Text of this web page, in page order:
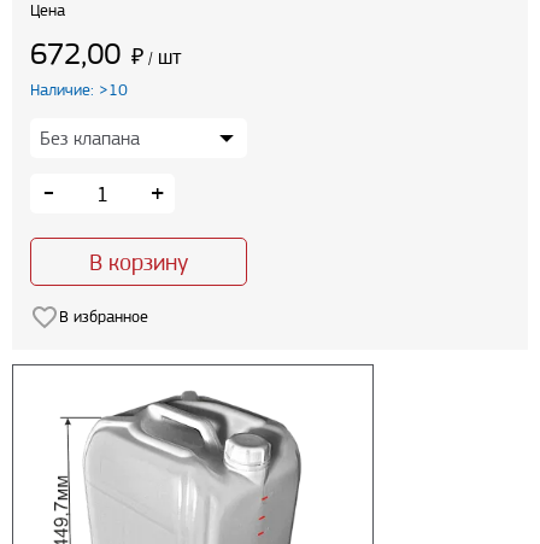
Цена
672,00 ₽ / шт
Наличие: >10
- +
В корзину
В избранное